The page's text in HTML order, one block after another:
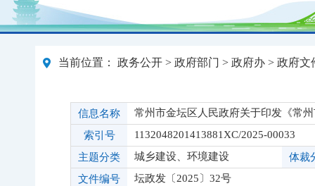
当前位置： 政务公开 > 政府部门 > 政府办 > 政府文
信息名称
常州市金坛区人民政府关于印发《常
索引号
1132048201413881XC/2025-00033
主题分类
城乡建设、环境建设
体裁
文件编号
坛政发〔2025〕32号